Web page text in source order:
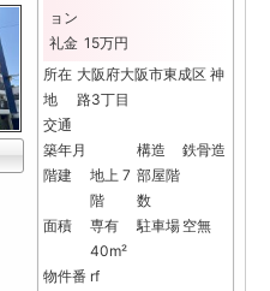
ョン
礼金 15万円
所在
地
大阪府大阪市東成区 神
路3丁目
交通
築年月
構造
鉄骨造
階建
地上 7
階
部屋階
数
面積
専有
40m²
駐車場 空無
物件番 rf